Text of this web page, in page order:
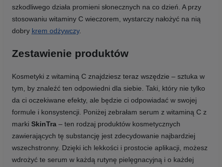
szkodliwego działa promieni słonecznych na co dzień. A przy
stosowaniu witaminy C wieczorem, wystarczy nałożyć na nią
dobry krem odżywczy.
Zestawienie produktów
Kosmetyki z witaminą C znajdziesz teraz wszędzie – sztuka w
tym, by znaleźć ten odpowiedni dla siebie. Taki, który nie tylko
da ci oczekiwane efekty, ale będzie ci odpowiadać w swojej
formule i konsystencji. Poniżej zebrałam serum z witaminą C z
marki SkinTra– ten rodzaj produktów kosmetycznych
zawierających tę substancję jest zdecydowanie najbardziej
wszechstronny. Dzięki ich lekkości i prostocie aplikacji, możesz
wdrożyć te serum w każdą rutynę pielęgnacyjną i o każdej